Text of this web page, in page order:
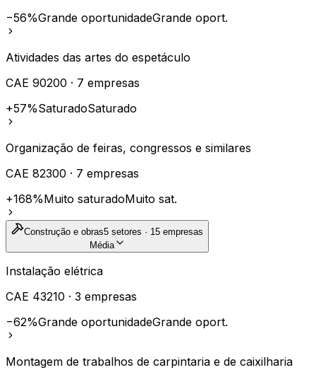
−56%Grande oportunidadeGrande oport.
Atividades das artes do espetáculo
CAE 90200 · 7 empresas
+57%SaturadoSaturado
Organização de feiras, congressos e similares
CAE 82300 · 7 empresas
+168%Muito saturadoMuito sat.
Construção e obras5 setores · 15 empresas
Média
Instalação elétrica
CAE 43210 · 3 empresas
−62%Grande oportunidadeGrande oport.
Montagem de trabalhos de carpintaria e de caixilharia